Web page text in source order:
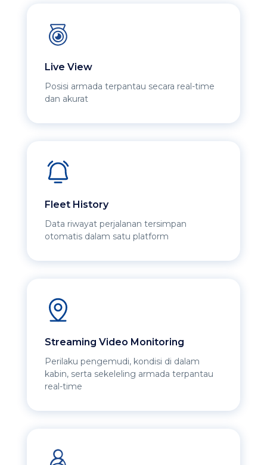
Live View
Posisi armada terpantau secara real-time
dan akurat
Fleet History
Data riwayat perjalanan tersimpan
otomatis dalam satu platform
Streaming Video Monitoring
Perilaku pengemudi, kondisi di dalam
kabin, serta sekeleling armada terpantau
real-time